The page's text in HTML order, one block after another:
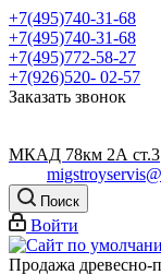
+7(495)740-31-68
+7(495)740-31-68
+7(495)772-58-27
+7(926)520- 02-57
Заказать звонок
МКАД 78км 2А ст.3
Поиск
Войти
Продажа древесно-